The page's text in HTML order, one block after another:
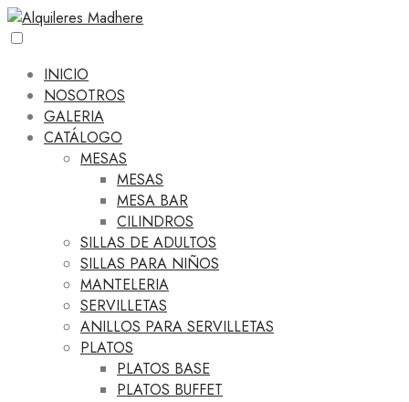
INICIO
NOSOTROS
GALERIA
CATÁLOGO
MESAS
MESAS
MESA BAR
CILINDROS
SILLAS DE ADULTOS
SILLAS PARA NIÑOS
MANTELERIA
SERVILLETAS
ANILLOS PARA SERVILLETAS
PLATOS
PLATOS BASE
PLATOS BUFFET